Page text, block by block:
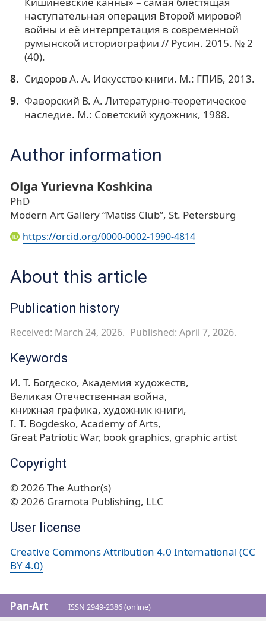
наступательная операция Второй мировой
войны и её интерпретация в современной
румынской историографии // Русин. 2015. № 2
(40).
Сидоров А. А. Искусство книги. М.: ГПИБ, 2013.
Фаворский В. А. Литературно-теоретическое
наследие. М.: Советский художник, 1988.
Author information
Olga Yurievna Koshkina
PhD
Modern Art Gallery “Matiss Club”, St. Petersburg
https://orcid.org/0000-0002-1990-4814
About this article
Publication history
Received: March 24, 2026. Published: April 7, 2026.
Keywords
И. Т. Богдеско Академия художеств
Великая Отечественная война
книжная графика художник книги
I. T. Bogdesko Academy of Arts
Great Patriotic War book graphics graphic artist
Copyright
© 2026 The Author(s)
© 2026 Gramota Publishing, LLC
User license
Creative Commons Attribution 4.0 International (CC
BY 4.0)
Pan-Art ISSN 2949-2386 (online)